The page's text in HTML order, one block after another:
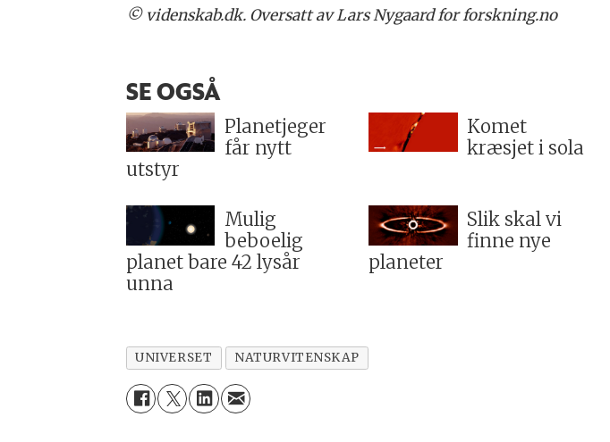
© videnskab.dk. Oversatt av Lars Nygaard for forskning.no
SE OGSÅ
Planetjeger
får nytt
utstyr
Komet
kræsjet i sola
Mulig
beboelig
planet bare 42 lysår
unna
Slik skal vi
finne nye
planeter
UNIVERSET NATURVITENSKAP